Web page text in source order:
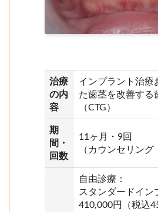
治療
の内
容
インプラント治療
た歯茎を改善する
（CTG）
期
間・
回数
11ヶ月・9回
（カウンセリング
自由診療：
スタンダードイン
410,000円（税込